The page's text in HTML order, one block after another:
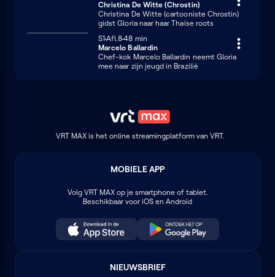
Christina De Witte (Chrostin)
Christina De Witte (cartooniste Chrostin)
gidst Gloria naar haar Thaïse roots
Seizoen 1
S1Afl.848 minuten
48 min
Marcelo Ballardin
Chef-kok Marcelo Ballardin neemt Gloria
mee naar zijn jeugd in Brazilië
VRT MAX is het online streamingplatform van VRT.
MOBIELE APP
Volg VRT MAXop je smartphone of tablet.
Beschikbaar voor iOS en Android
NIEUWSBRIEF